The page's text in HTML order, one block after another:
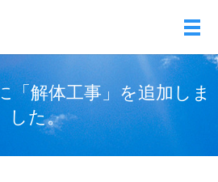
メ
解体工事」を追加しま
した。